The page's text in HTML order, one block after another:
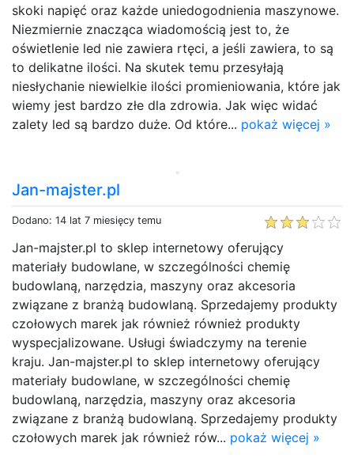
skoki napięć oraz każde uniedogodnienia maszynowe.
Niezmiernie znacząca wiadomością jest to, że
oświetlenie led nie zawiera rtęci, a jeśli zawiera, to są
to delikatne ilości. Na skutek temu przesyłają
niesłychanie niewielkie ilości promieniowania, które jak
wiemy jest bardzo złe dla zdrowia. Jak więc widać
zalety led są bardzo duże. Od które... pokaż więcej »
Jan-majster.pl
Dodano: 14 lat 7 miesięcy temu
Jan-majster.pl to sklep internetowy oferujący
materiały budowlane, w szczególności chemię
budowlaną, narzędzia, maszyny oraz akcesoria
związane z branżą budowlaną. Sprzedajemy produkty
czołowych marek jak również również produkty
wyspecjalizowane. Usługi świadczymy na terenie
kraju. Jan-majster.pl to sklep internetowy oferujący
materiały budowlane, w szczególności chemię
budowlaną, narzędzia, maszyny oraz akcesoria
związane z branżą budowlaną. Sprzedajemy produkty
czołowych marek jak również rów... pokaż więcej »